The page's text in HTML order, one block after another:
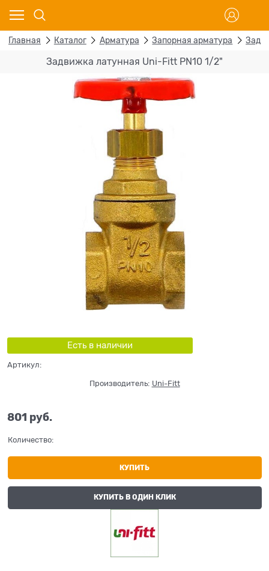
Главная Каталог Арматура Запорная арматура
Задвижка латунная Uni-Fitt PN10 1/2"
Есть в наличии
Артикул:
Производитель: Uni-Fitt
801 руб.
Количество:
КУПИТЬ
КУПИТЬ В ОДИН КЛИК